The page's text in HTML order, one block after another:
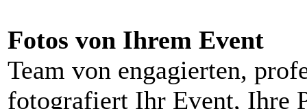
Fotos von Ihrem Event
Team von engagierten,
fotografiert Ihr Event, Ihre